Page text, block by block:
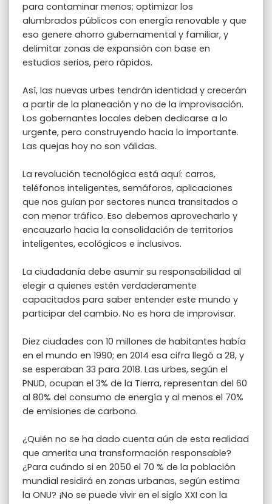
para contaminar menos; optimizar los
alumbrados públicos con energía renovable y que
eso genere ahorro gubernamental y familiar, y
delimitar zonas de expansión con base en
estudios serios, pero rápidos.
Así, las nuevas urbes tendrán identidad y crecerán
a partir de la planeación y no de la improvisación.
Los gobernantes locales deben dedicarse a lo
urgente, pero construyendo hacia lo importante.
Las quejas hoy no son válidas.
La revolución tecnológica está aquí: carros,
teléfonos inteligentes, semáforos, aplicaciones
que nos guían por sectores nunca transitados o
con menor tráfico. Eso debemos aprovecharlo y
encauzarlo hacia la consolidación de territorios
inteligentes, ecológicos e inclusivos.
La ciudadanía debe asumir su responsabilidad al
elegir a quienes estén verdaderamente
capacitados para saber entender este mundo y
participar del cambio. No es hora de improvisar.
Diez ciudades con 10 millones de habitantes había
en el mundo en 1990; en 2014 esa cifra llegó a 28, y
se esperaban 33 para 2018. Las urbes, según el
PNUD, ocupan el 3% de la Tierra, representan del 60
al 80% del consumo de energía y al menos el 70%
de emisiones de carbono.
¿Quién no se ha dado cuenta aún de esta realidad
que amerita una transformación responsable?
¿Para cuándo si en 2050 el 70 % de la población
mundial residirá en zonas urbanas, según estima
la ONU? ¡No se puede vivir en el siglo XXI con la